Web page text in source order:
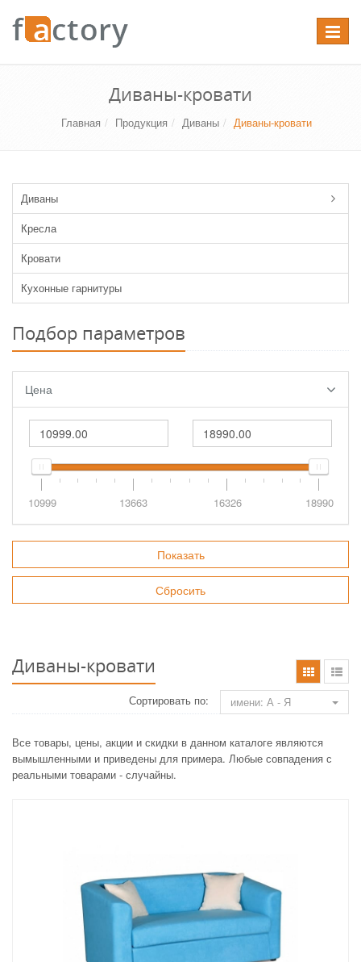
Диваны-кровати
Главная Продукция Диваны Диваны-кровати
Диваны
Кресла
Кровати
Кухонные гарнитуры
Подбор параметров
Цена
10999 13663 16326 18990
Диваны-кровати
Сортировать по: имени: А - Я
Все товары, цены, акции и скидки в данном каталоге являются
вымышленными и приведены для примера. Любые совпадения с
реальными товарами - случайны.